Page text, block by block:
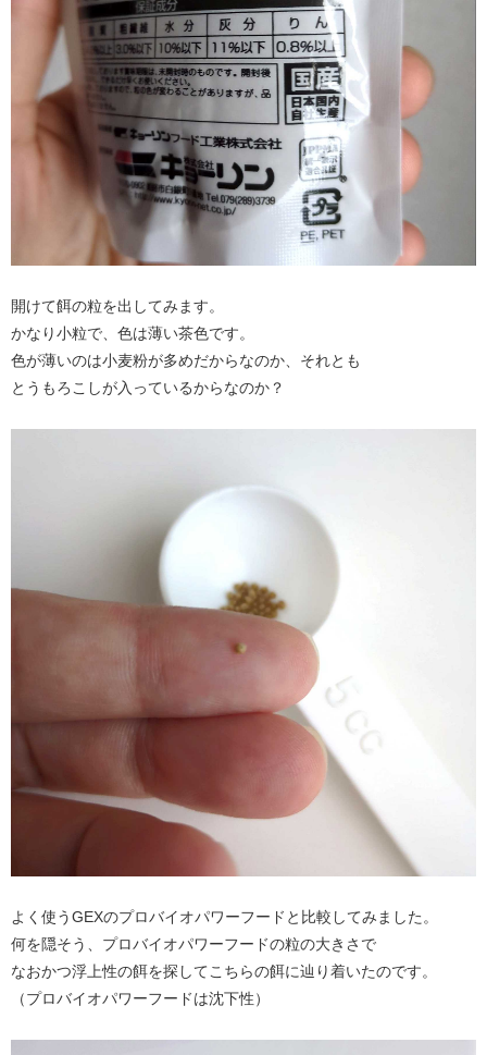
開けて餌の粒を出してみます。
かなり小粒で、色は薄い茶色です。
色が薄いのは小麦粉が多めだからなのか、それとも
とうもろこしが入っているからなのか？
よく使うGEXのプロバイオパワーフードと比較してみました。
何を隠そう、プロバイオパワーフードの粒の大きさで
なおかつ浮上性の餌を探してこちらの餌に辿り着いたのです。
（プロバイオパワーフードは沈下性）